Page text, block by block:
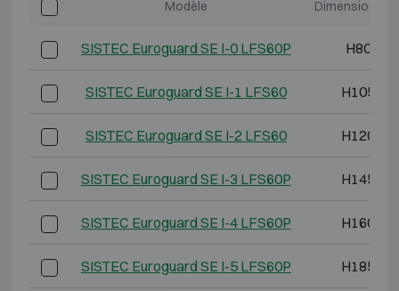
Modèle Dimensions
SISTEC Euroguard SE I-0 LFS60P H800
SISTEC Euroguard SE I-1 LFS60 H1050
SISTEC Euroguard SE I-2 LFS60 H1200
SISTEC Euroguard SE I-3 LFS60P H1450
SISTEC Euroguard SE I-4 LFS60P H1600
SISTEC Euroguard SE I-5 LFS60P H1850